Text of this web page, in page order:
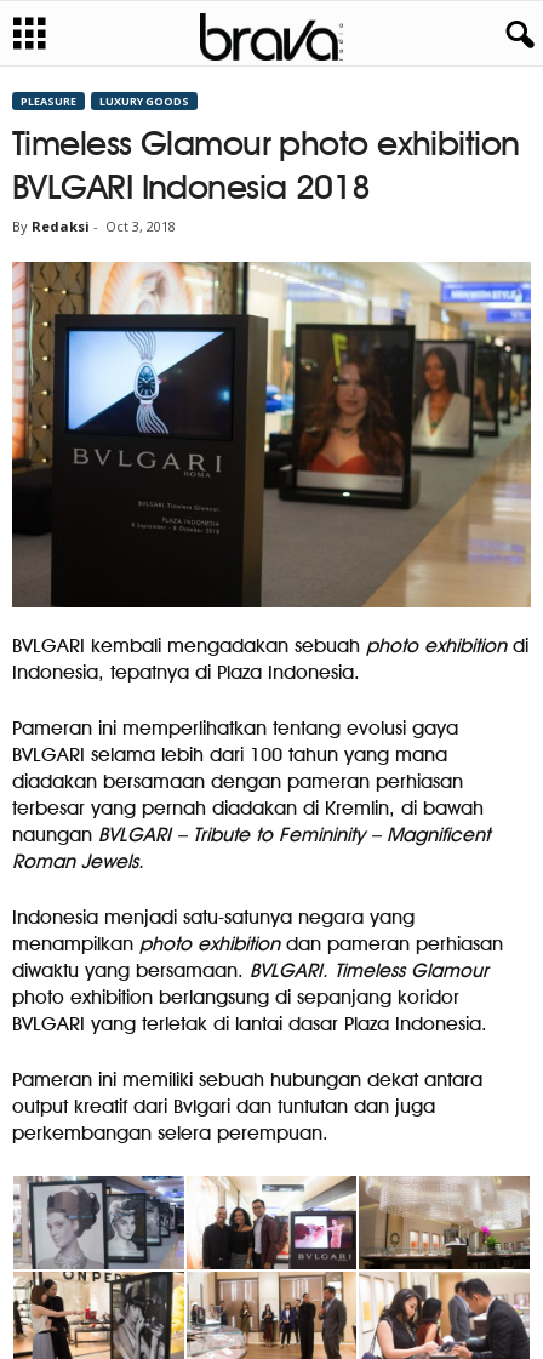
PLEASURE LUXURY GOODS
Timeless Glamour photo exhibition
BVLGARI Indonesia 2018
By Redaksi - Oct 3, 2018
BVLGARI kembali mengadakan sebuah photo exhibitiondi
Indonesia, tepatnya di Plaza Indonesia.
Pameran ini memperlihatkan tentang evolusi gaya
BVLGARI selama lebih dari 100 tahun yang mana
diadakan bersamaan dengan pameran perhiasan
terbesar yang pernah diadakan di Kremlin, di bawah
naungan BVLGARI – Tribute to Femininity – Magnificent
Roman Jewels.
Indonesia menjadi satu-satunya negara yang
menampilkan photo exhibitiondan pameran perhiasan
diwaktu yang bersamaan. BVLGARI. Timeless Glamour
photo exhibition berlangsung di sepanjang koridor
BVLGARI yang terletak di lantai dasar Plaza Indonesia.
Pameran ini memiliki sebuah hubungan dekat antara
output kreatif dari Bvlgari dan tuntutan dan juga
perkembangan selera perempuan.